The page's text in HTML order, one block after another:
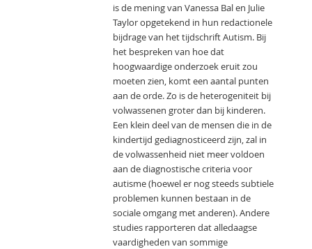
is de mening van Vanessa Bal en Julie
Taylor opgetekend in hun redactionele
bijdrage van het tijdschrift Autism. Bij
het bespreken van hoe dat
hoogwaardige onderzoek eruit zou
moeten zien, komt een aantal punten
aan de orde. Zo is de heterogeniteit bij
volwassenen groter dan bij kinderen.
Een klein deel van de mensen die in de
kindertijd gediagnosticeerd zijn, zal in
de volwassenheid niet meer voldoen
aan de diagnostische criteria voor
autisme (hoewel er nog steeds subtiele
problemen kunnen bestaan in de
sociale omgang met anderen). Andere
studies rapporteren dat alledaagse
vaardigheden van sommige